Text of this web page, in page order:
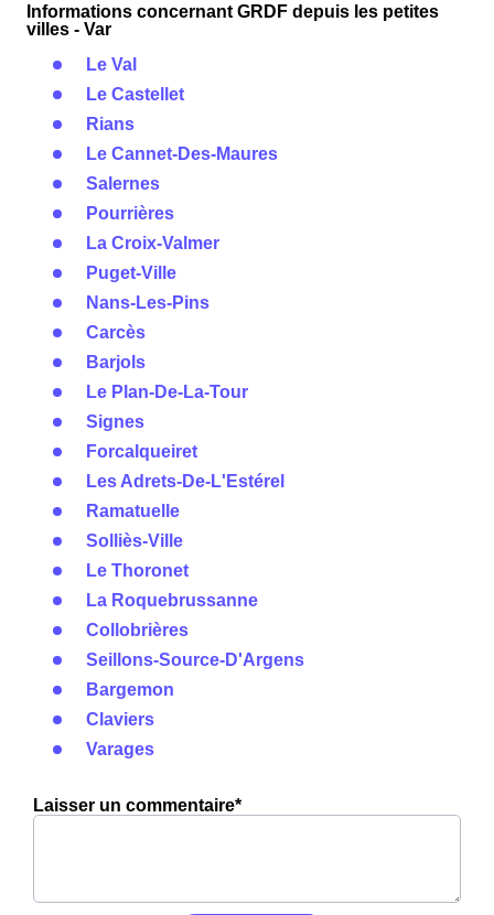
Informations concernant GRDF depuis les petites
villes - Var
Le Val
Le Castellet
Rians
Le Cannet-Des-Maures
Salernes
Pourrières
La Croix-Valmer
Puget-Ville
Nans-Les-Pins
Carcès
Barjols
Le Plan-De-La-Tour
Signes
Forcalqueiret
Les Adrets-De-L'Estérel
Ramatuelle
Solliès-Ville
Le Thoronet
La Roquebrussanne
Collobrières
Seillons-Source-D'Argens
Bargemon
Claviers
Varages
Laisser un commentaire*